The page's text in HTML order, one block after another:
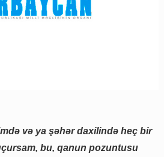
və ya şəhər daxilində heç bir
bu, qanun pozuntusu